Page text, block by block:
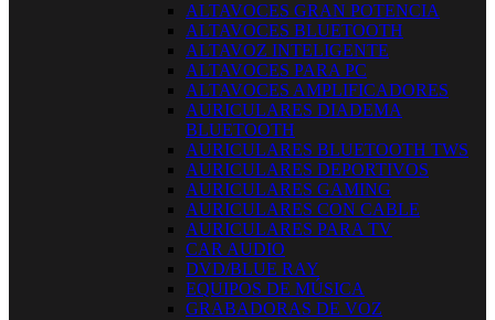
ALTAVOCES GRAN POTENCIA
ALTAVOCES BLUETOOTH
ALTAVOZ INTELIGENTE
ALTAVOCES PARA PC
ALTAVOCES AMPLIFICADORES
AURICULARES DIADEMA
BLUETOOTH
AURICULARES BLUETOOTH TWS
AURICULARES DEPORTIVOS
AURICULARES GAMING
AURICULARES CON CABLE
AURICULARES PARA TV
CAR AUDIO
DVD/BLUE RAY
EQUIPOS DE MÚSICA
GRABADORAS DE VOZ